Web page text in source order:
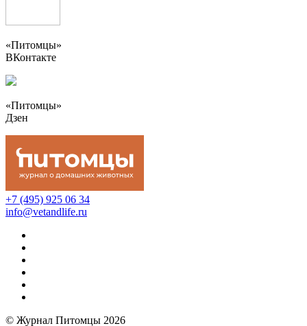
«Питомцы»
ВКонтакте
«Питомцы»
Дзен
+7 (495) 925 06 34
info@vetandlife.ru
© Журнал Питомцы 2026